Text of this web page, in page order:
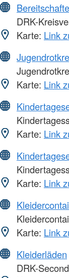
DRK-
Karte: Link
Karte: Link
Karte: Link
Karte: Link
Karte: Link
Kleiderläden
DRK-